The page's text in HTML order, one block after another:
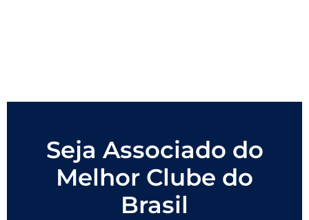
Seja Associado do
Melhor Clube do
Brasil